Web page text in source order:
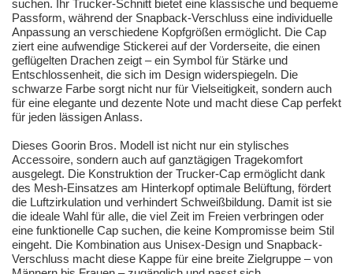
suchen. Ihr Trucker-Schnitt bietet eine klassische und bequeme
Passform, während der Snapback-Verschluss eine individuelle
Anpassung an verschiedene Kopfgrößen ermöglicht. Die Cap
ziert eine aufwendige Stickerei auf der Vorderseite, die einen
geflügelten Drachen zeigt – ein Symbol für Stärke und
Entschlossenheit, die sich im Design widerspiegeln. Die
schwarze Farbe sorgt nicht nur für Vielseitigkeit, sondern auch
für eine elegante und dezente Note und macht diese Cap perfekt
für jeden lässigen Anlass.
Dieses Goorin Bros. Modell ist nicht nur ein stylisches
Accessoire, sondern auch auf ganztägigen Tragekomfort
ausgelegt. Die Konstruktion der Trucker-Cap ermöglicht dank
des Mesh-Einsatzes am Hinterkopf optimale Belüftung, fördert
die Luftzirkulation und verhindert Schweißbildung. Damit ist sie
die ideale Wahl für alle, die viel Zeit im Freien verbringen oder
eine funktionelle Cap suchen, die keine Kompromisse beim Stil
eingeht. Die Kombination aus Unisex-Design und Snapback-
Verschluss macht diese Kappe für eine breite Zielgruppe – von